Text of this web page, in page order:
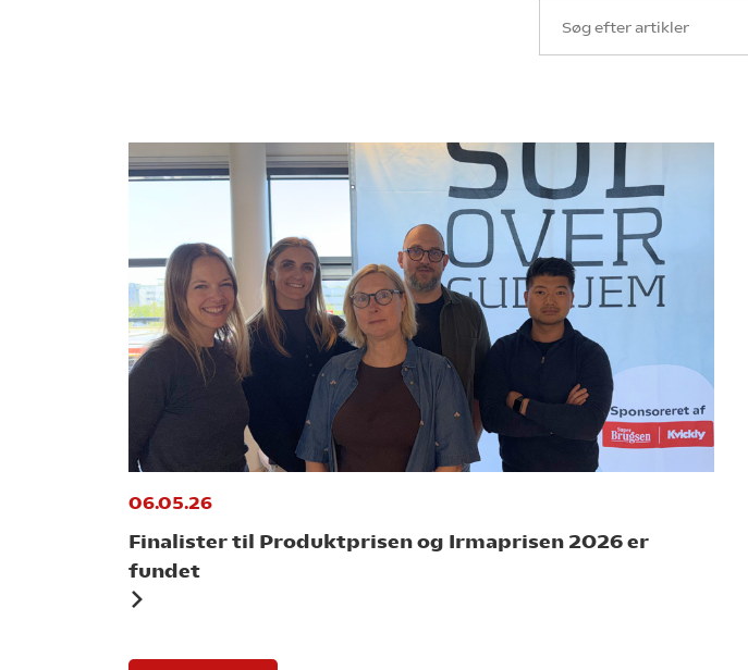
06.05.26
Finalister til Produktprisen og Irmaprisen 2026 er
fundet